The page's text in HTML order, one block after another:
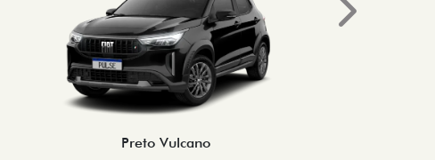
Preto Vulcano
Next